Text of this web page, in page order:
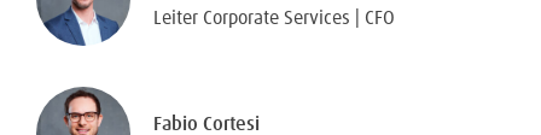
Leiter Corporate Services | CFO
Fabio Cortesi